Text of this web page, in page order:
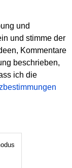
und
und stimme der
Kommentare
beschrieben,
ich die